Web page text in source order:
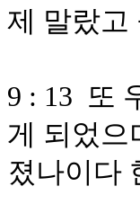
제 말랐고
9 : 13 또
게 되었으
졌나이다